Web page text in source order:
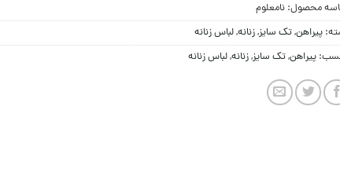
محصول: نامعلوم
پيراهن,تک سایز,زنانه,لباس زنانه
پیراهن,تک سایز,زنانه,لباس زنانه